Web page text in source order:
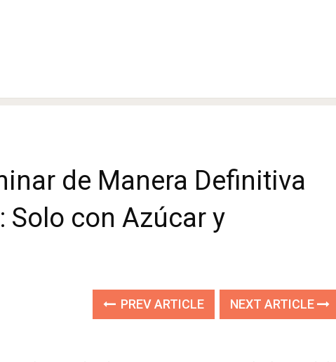
de Manera Definitiva
Solo con Azúcar y
PREV ARTICLE NEXT ARTICLE